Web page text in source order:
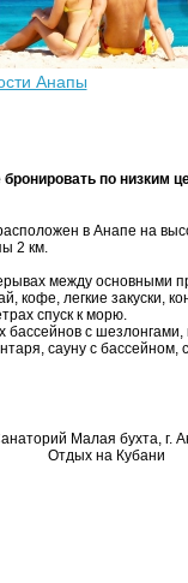
Анапы
по низким
в Анапе на
2 км.
между основными
кофе, легкие закуски,
спуск к морю.
бассейнов с
сауну с бассейном,